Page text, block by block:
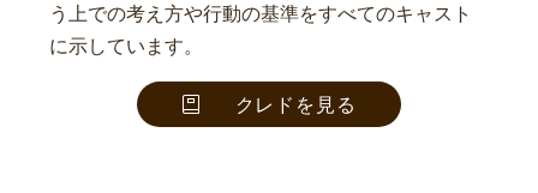
う上での考え方や行動の基準をすべてのキャスト
に示しています。
クレドを見る